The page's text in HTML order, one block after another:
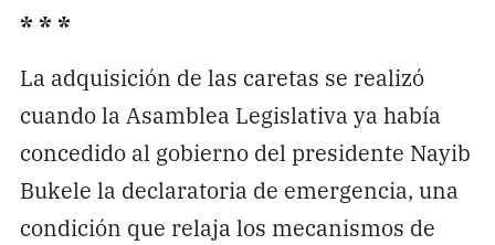
* * *
La adquisición de las caretas se realizó
cuando la Asamblea Legislativa ya había
concedido al gobierno del presidente Nayib
Bukele la declaratoria de emergencia, una
condición que relaja los mecanismos de